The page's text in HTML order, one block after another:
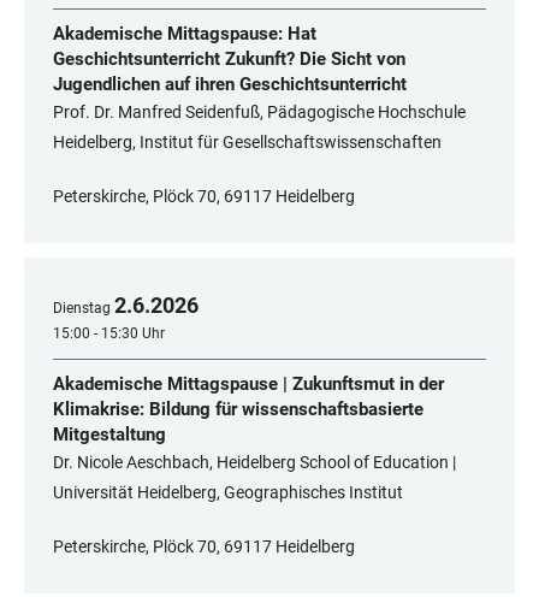
Akademische Mittagspause: Hat
Geschichtsunterricht Zukunft? Die Sicht von
Jugendlichen auf ihren Geschichtsunterricht
Prof. Dr. Manfred Seidenfuß, Pädagogische Hochschule
Heidelberg, Institut für Gesellschaftswissenschaften
Peterskirche, Plöck 70, 69117 Heidelberg
Dienstag 2.6.2026
15:00 - 15:30 Uhr
Akademische Mittagspause | Zukunftsmut in der
Klimakrise: Bildung für wissenschaftsbasierte
Mitgestaltung
Dr. Nicole Aeschbach, Heidelberg School of Education |
Universität Heidelberg, Geographisches Institut
Peterskirche, Plöck 70, 69117 Heidelberg